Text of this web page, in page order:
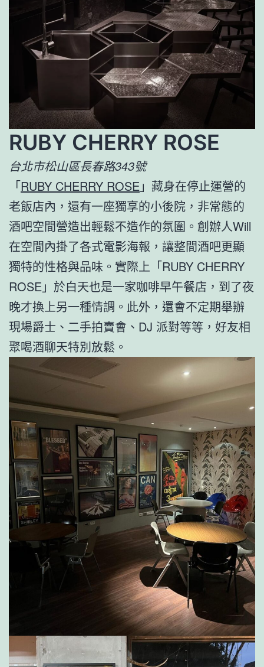
RUBY CHERRY ROSE
台北市松山區長春路343號
「RUBY CHERRY ROSE」藏身在停止運營的
老飯店內，還有一座獨享的小後院，非常態的
酒吧空間營造出輕鬆不造作的氛圍。創辦人Will
在空間內掛了各式電影海報，讓整間酒吧更顯
獨特的性格與品味。實際上「RUBY CHERRY
ROSE」於白天也是一家咖啡早午餐店，到了夜
晚才換上另一種情調。此外，還會不定期舉辦
現場爵士、二手拍賣會、DJ 派對等等，好友相
聚喝酒聊天特別放鬆。